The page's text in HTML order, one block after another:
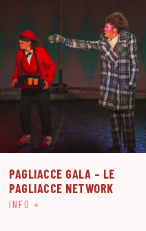
PAGLIACCE GALA – LE
PAGLIACCE NETWORK
INFO +